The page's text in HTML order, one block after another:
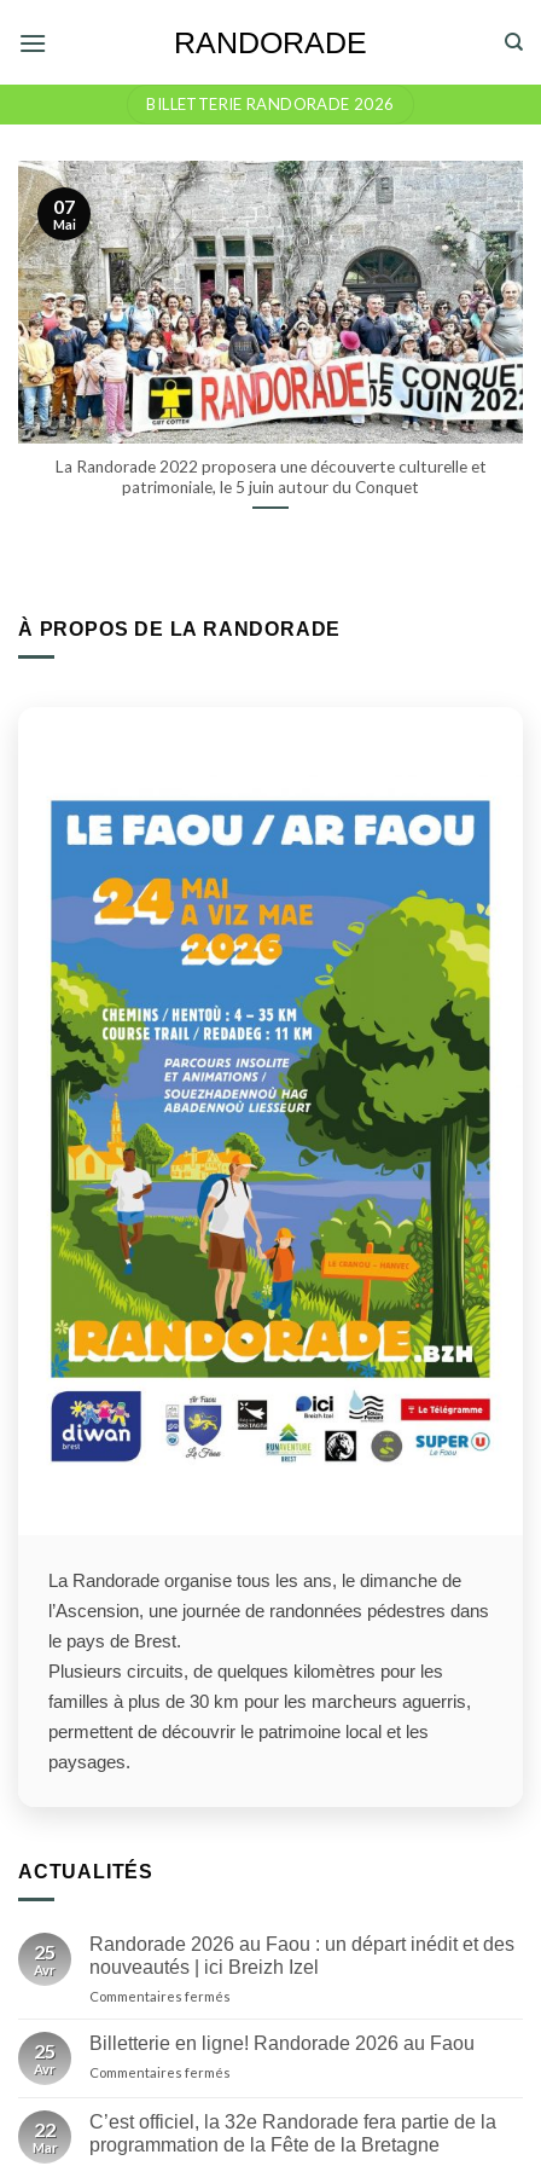
RANDORADE
BILLETTERIE RANDORADE 2026
La Randorade 2022 proposera une découverte culturelle et
patrimoniale, le 5 juin autour du Conquet
07
Mai
À PROPOS DE LA RANDORADE
La Randorade organise tous les ans, le dimanche de
l’Ascension, une journée de randonnées pédestres dans
le pays de Brest.
Plusieurs circuits, de quelques kilomètres pour les
familles à plus de 30 km pour les marcheurs aguerris,
permettent de découvrir le patrimoine local et les
paysages.
ACTUALITÉS
25
Avr
Randorade 2026 au Faou : un départ inédit et des
nouveautés | ici Breizh Izel
Commentaires fermés
2026
un
départ
25
Avr
Billetterie en ligne! Randorade 2026 au Faou
Commentaires fermés
en
ligne!
Randorade
22
Mar
C’est officiel, la 32e Randorade fera partie de la
programmation de la Fête de la Bretagne